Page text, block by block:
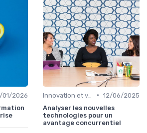
01/2026
• 12/06/2025
Analyser les nouvelles
technologies pour un
avantage concurrentiel